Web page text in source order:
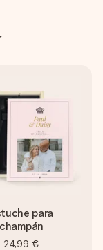
para
champán
24,99 €